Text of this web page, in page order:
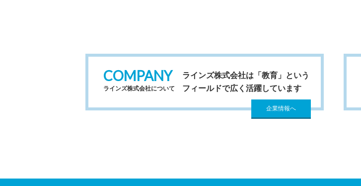
COMPANY
ラインズ株式会社について
ラインズ株式会社は「教育」という
フィールドで広く活躍しています
企業情報へ